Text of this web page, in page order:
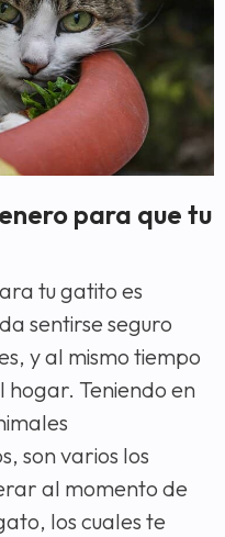
para que tu
tu gatito es
sentirse seguro
y al mismo tiempo
Teniendo en
son varios los
al momento de
los cuales te